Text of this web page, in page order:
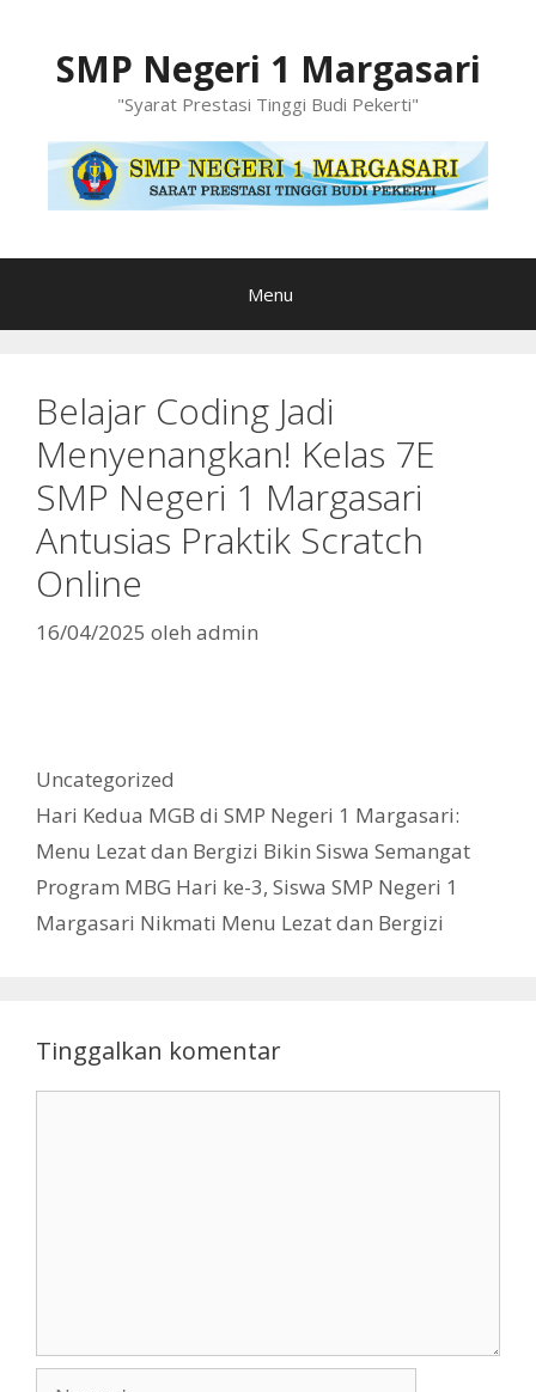
SMP Negeri 1 Margasari
"Syarat Prestasi Tinggi Budi Pekerti"
Menu
Belajar Coding Jadi
Menyenangkan! Kelas 7E
SMP Negeri 1 Margasari
Antusias Praktik Scratch
Online
16/04/2025 oleh admin
Kategori
Uncategorized
Hari Kedua MGB di SMP Negeri 1 Margasari:
Menu Lezat dan Bergizi Bikin Siswa Semangat
Program MBG Hari ke-3, Siswa SMP Negeri 1
Margasari Nikmati Menu Lezat dan Bergizi
Tinggalkan komentar